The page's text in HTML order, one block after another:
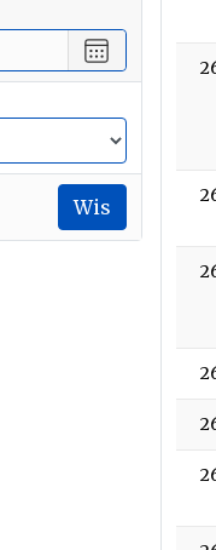
vanaf
Selecteer
een
tot
en
met
Wis